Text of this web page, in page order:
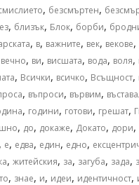
, безсмъртен,
, близък, Блок, борби,
, в, важните, век, векове,
вечно, ви, висшата, вода, воля,
, Всички, всичко, Всъщност,
, въпроси, вървим,
, години, готови, грешат,
, до, докаже, Докато, дори,
, е, едва, един, едно,
,житейския, за, загуба, зада,
, знае, и, идеи, идентичност,